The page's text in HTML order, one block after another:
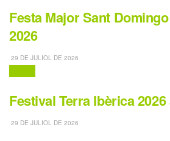
Festa Major Sant
2026
29 DE JULIOL DE 2026
Festival Terra Ibèrica
29 DE JULIOL DE 2026